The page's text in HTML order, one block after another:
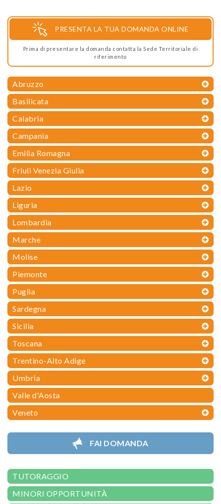
PRESENTA LA TUA DOMANDA ONLINE
Prima di presentare la domanda contatta la Sede Territoriale di
riferimento
Abruzzo
Basilicata
Calabria
Campania
Emilia Romagna
Friuli Venezia Giulia
Lazio
Liguria
Lombardia
Marche
Molise
Piemonte
Puglia
Sardegna
Sicilia
Toscana
Trentino-Alto Adige
Umbria
Valle d'Aosta
Veneto
FAI DOMANDA
TUTORAGGIO
MINORI OPPORTUNITÀ